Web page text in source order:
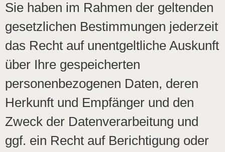
Sie haben im Rahmen der geltenden
gesetzlichen Bestimmungen jederzeit
das Recht auf unentgeltliche Auskunft
über Ihre gespeicherten
personenbezogenen Daten, deren
Herkunft und Empfänger und den
Zweck der Datenverarbeitung und
ggf. ein Recht auf Berichtigung oder